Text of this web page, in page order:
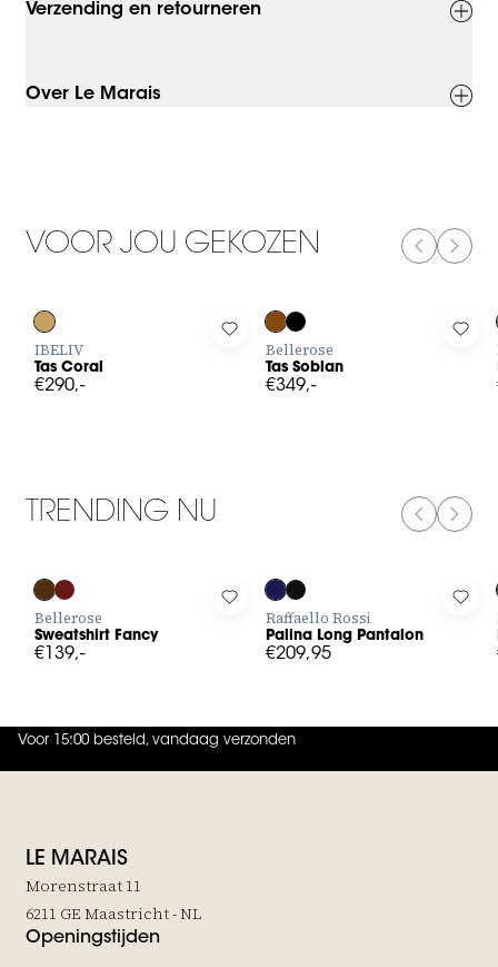
Verzending en retourneren
Over Le Marais
VOOR JOU GEKOZEN
in to add Tas Coral to your wishlist
IBELIV
Tas Coral
€290,-
Log in to add Tas Soblan to your
Bellerose
Tas Soblan
€349,-
Log
TRENDING NU
in to add Sweatshirt Fancy to your wishlist
Bellerose
Sweatshirt Fancy
€139,-
Log in to add Palina Long
Raffaello Rossi
Palina Long Pantalon
€209,95
Log
Voor 15:00 besteld, vandaag verzonden
4.9 uit5 (737 reviews)
LE MARAIS
Morenstraat 11
6211 GE Maastricht - NL
Openingstijden